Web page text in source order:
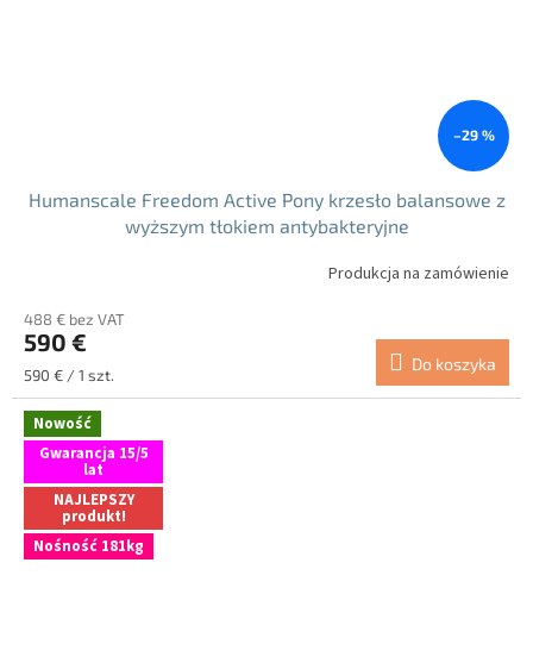
–29 %
Humanscale Freedom Active Pony krzesło balansowe z
wyższym tłokiem antybakteryjne
Produkcja na zamówienie
488 € bez VAT
590 €
Cena
jednostkowa:
590 € / 1 szt.
Do koszyka
Nowość
Gwarancja 15/5
lat
NAJLEPSZY
produkt!
Nośność 181kg